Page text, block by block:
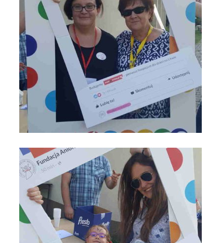
Parafia św. Maksymiliana w Łodzi_fot_FAM (12)